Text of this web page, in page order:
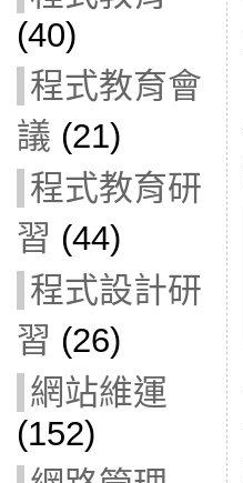
(40)
程式教育會
議 (21)
程式教育研
習 (44)
程式設計研
習 (26)
網站維運
(152)